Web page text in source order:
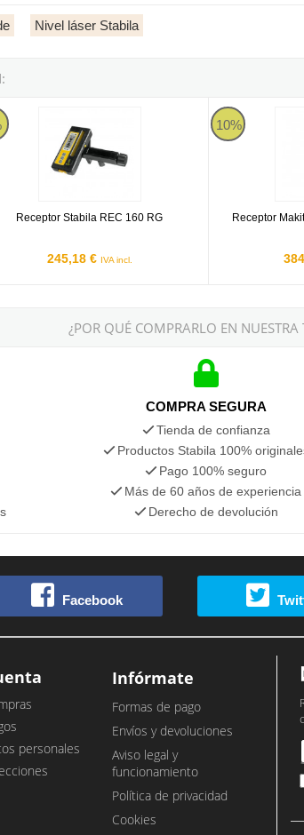
Nivel láser Stabila
Receptor Stabila REC 160 RG
245,18 € IVA incl.
Stabila REC 160 RG
10%
Receptor
Receptor
¿POR QUÉ COMPRARLO EN NUESTRA
COMPRA SEGURA
Tienda de confianza
Productos Stabila 100%
Pago 100% seguro
Más de 60 años de experiencia
Derecho de devolución
Facebook
personales
Infórmate
Formas de pago
Envíos y devoluciones
Aviso legal y
funcionamiento
Política de privacidad
Cookies